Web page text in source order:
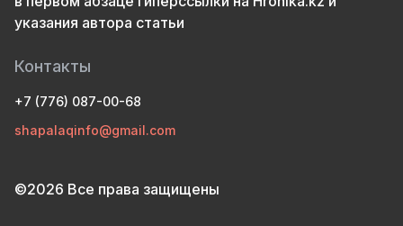
указания автора статьи
Контакты
+7 (776) 087-00-68
shapalaqinfo@gmail.com
©2026 Все права защищены